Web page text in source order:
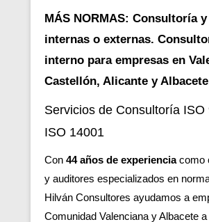
MÁS NORMAS: Consultoría
internas o externas.
interno para empresas en
Castellón, Alicante y
Servicios de Consultoría ISO
ISO 14001
Con 44 años de experienciacomo
y auditores especializados en
Hilván Consultores ayudamos a
Comunidad Valenciana y Albacete a